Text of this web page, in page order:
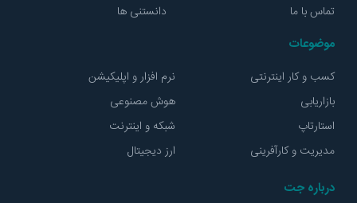
تماس با ما
دانستنی ها
موضوعات
کسب و کار اینترنتی
بازاریابی
استارتاپ
مدیریت و کارآفرینی
نرم افزار و اپلیکیشن
هوش مصنوعی
شبکه و اینترنت
ارز دیجیتال
درباره جت